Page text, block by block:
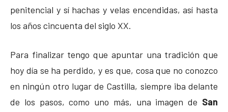
penitencial y sí hachas y velas encendidas, así hasta
los años cincuenta del siglo XX.
Para finalizar tengo que apuntar una tradición que
hoy día se ha perdido, y es que, cosa que no conozco
en ningún otro lugar de Castilla, siempre iba delante
de los pasos, como uno más, una imagen de San